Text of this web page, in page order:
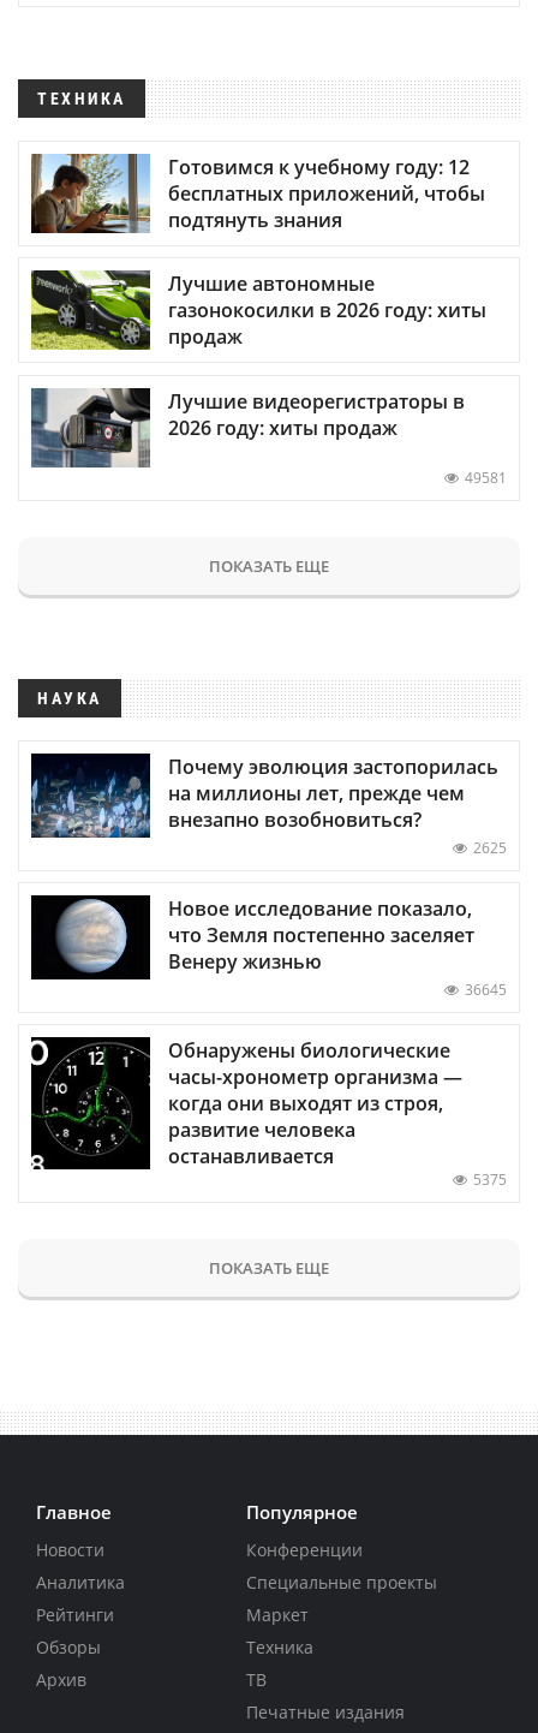
ТЕХНИКА
Готовимся к учебному году: 12
бесплатных приложений, чтобы
подтянуть знания
Лучшие автономные
газонокосилки в 2026 году: хиты
продаж
Лучшие видеорегистраторы в
2026 году: хиты продаж
49581
ПОКАЗАТЬ ЕЩЕ
НАУКА
Почему эволюция застопорилась
на миллионы лет, прежде чем
внезапно возобновиться?
2625
Новое исследование показало,
что Земля постепенно заселяет
Венеру жизнью
36645
Обнаружены биологические
часы-хронометр организма —
когда они выходят из строя,
развитие человека
останавливается
5375
ПОКАЗАТЬ ЕЩЕ
Главное
Новости
Аналитика
Рейтинги
Обзоры
Архив
Популярное
Конференции
Специальные проекты
Маркет
Техника
ТВ
Печатные издания